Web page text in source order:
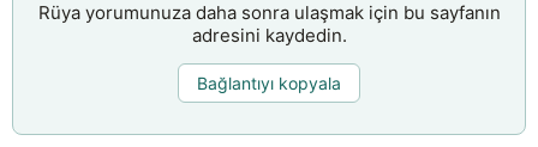
Rüya yorumunuza daha sonra ulaşmak için bu sayfanın
adresini kaydedin.
Bağlantıyı kopyala